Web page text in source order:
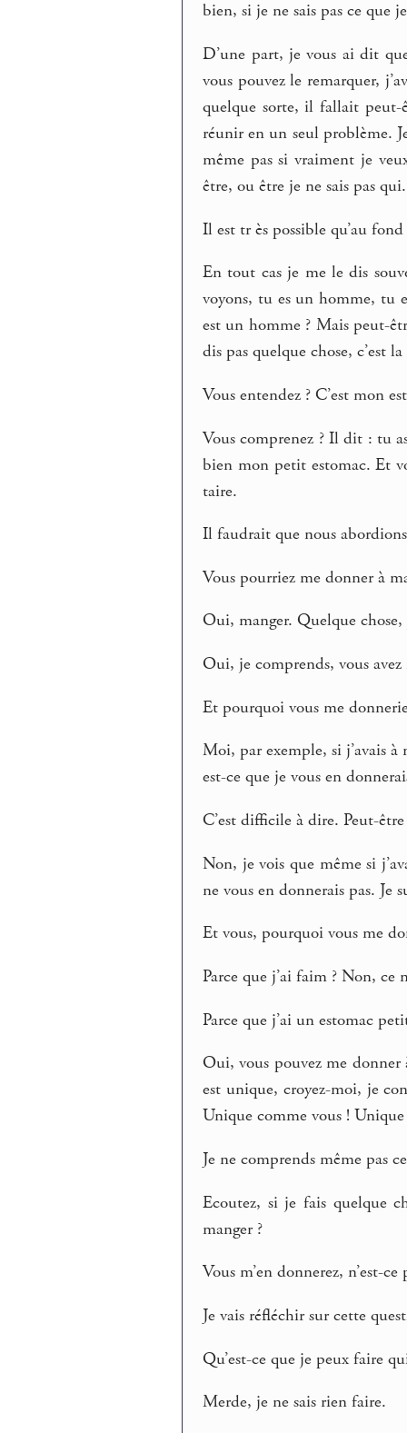
bien, si je ne sais pas ce que
D’une part, je vous ai dit
vous pouvez le remarquer,
quelque sorte, il fallait peut-
réunir en un seul problème.
même pas si vraiment je
être, ou être je ne sais pas qui.
Il est tr ès possible qu’au
En tout cas je me le dis
voyons, tu es un homme, tu
est un homme ? Mais peut-
dis pas quelque chose, c’est
Vous entendez ? C’est mon
Vous comprenez ? Il dit : tu
bien mon petit estomac. Et
taire.
Il faudrait que nous
Vous pourriez me donner à
Oui, manger. Quelque
Oui, je comprends, vous avez
Et pourquoi vous me
Moi, par exemple, si j’avais à
est-ce que je vous en
C’est difficile à dire. Peut-
Non, je vois que même si
ne vous en donnerais pas. Je
Et vous, pourquoi vous me
Parce que j’ai faim ? Non, ce
Parce que j’ai un estomac
Oui, vous pouvez me donner
est unique, croyez-moi, je
Unique comme vous !
Je ne comprends même pas
Ecoutez, si je fais quelque
manger ?
Vous m’en donnerez, n’est-ce
Je vais réfléchir sur cette
Qu’est-ce que je peux faire
Merde, je ne sais rien faire.